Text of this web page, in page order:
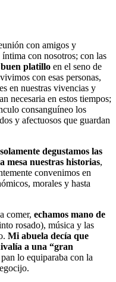
con amigos y
con nosotros; con las
platillo en el seno de
con esas personas,
en nuestras vivencias y
necesaria en estos tiempos;
consanguíneo los
y afectuosos que guardan
degustamos las
mesa nuestras historias,
convenimos en
morales y hasta
comer, echamos mano de
rosado), música y las
Mi abuela decía que
a una “gran
lo equiparaba con la